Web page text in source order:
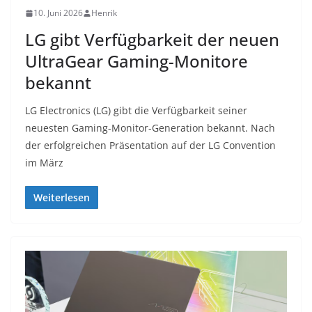
10. Juni 2026 Henrik
LG gibt Verfügbarkeit der neuen
UltraGear Gaming-Monitore
bekannt
LG Electronics (LG) gibt die Verfügbarkeit seiner
neuesten Gaming-Monitor-Generation bekannt. Nach
der erfolgreichen Präsentation auf der LG Convention
im März
Weiterlesen